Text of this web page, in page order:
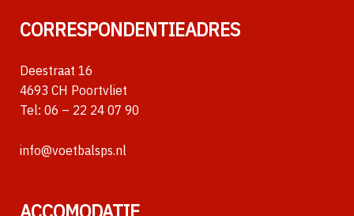
CORRESPONDENTIEADRES
Deestraat 16
4693 CH Poortvliet
Tel: 06 – 22 24 07 90
info@voetbalsps.nl